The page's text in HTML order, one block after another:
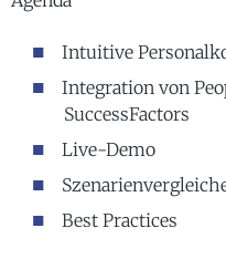
Intuitive
Integration von
SuccessFactors
Live-Demo
Best Practices